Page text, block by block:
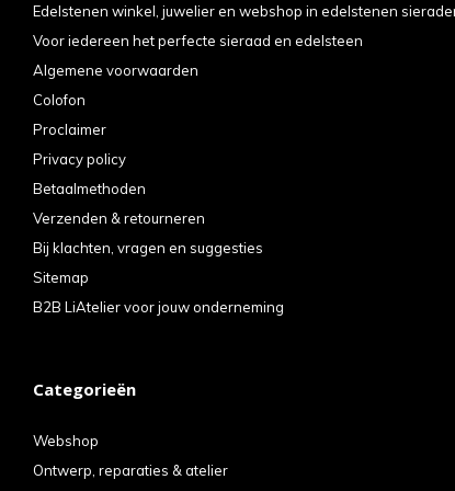
Edelstenen winkel, juwelier en webshop in edelstenen
Voor iedereen het perfecte sieraad en edelsteen
Algemene voorwaarden
Colofon
Proclaimer
Privacy policy
Betaalmethoden
Verzenden & retourneren
Bij klachten, vragen en suggesties
Sitemap
B2B LiAtelier voor jouw onderneming
Categorieën
Webshop
Ontwerp, reparaties & atelier